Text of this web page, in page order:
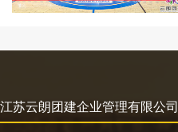
江苏云朗团建企业管理有限公司